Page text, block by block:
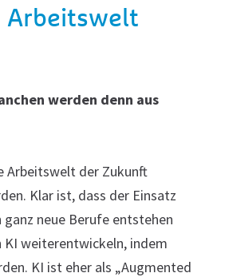
Arbeitswelt
werden denn aus
Arbeitswelt der Zukunft
Klar ist, dass der Einsatz
neue Berufe entstehen
KI weiterentwickeln, indem
KI ist eher als „Augmented